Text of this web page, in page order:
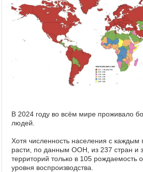
Архив
Фототоп
Видеотоп
В 2024 году во всём мире проживало
людей.
Хотя численность населения с каждым
расти, по данным ООН, из 237 стран и
территорий только в 105 рождаемость
уровня воспроизводства.